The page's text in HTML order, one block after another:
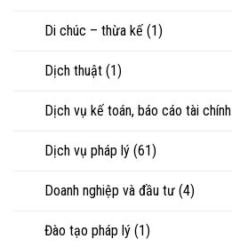
chấp
Di chúc – thừa kế (1)
Dịch thuật (1)
Dịch vụ kế toán, báo cáo tài chính
Dịch vụ pháp lý (61)
Doanh nghiệp và đầu tư (4)
Đào tạo pháp lý (1)